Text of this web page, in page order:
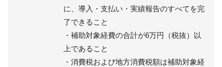
に、導入・支払い・実績報告のすべてを完
了できること
・補助対象経費の合計が6万円（税抜）以
上であること
・消費税および地方消費税額は補助対象経